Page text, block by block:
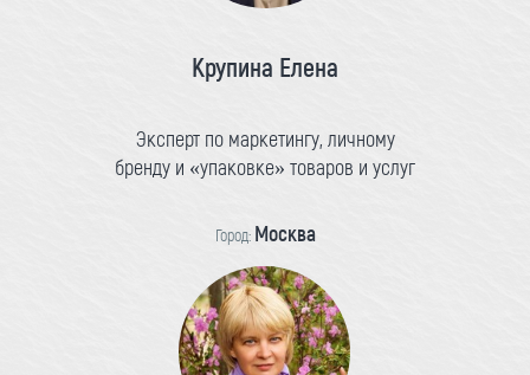
Крупина Елена
Эксперт по маркетингу, личному
бренду и «упаковке» товаров и услуг
Город: Москва